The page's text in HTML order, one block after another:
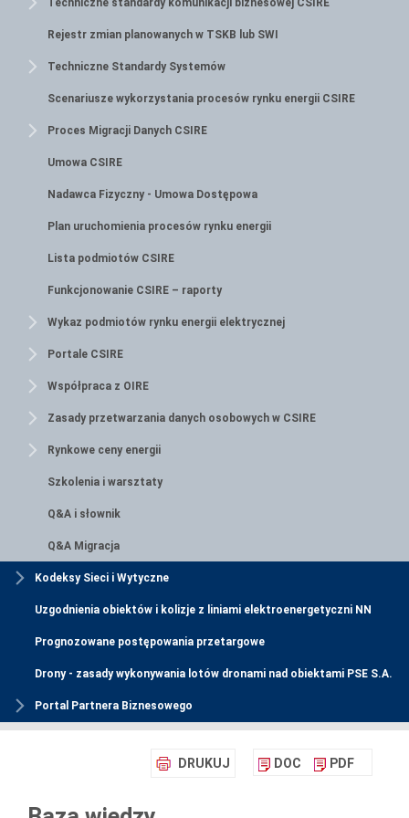
Techniczne standardy komunikacji biznesowej CSIRE
Rejestr zmian planowanych w TSKB lub SWI
Techniczne Standardy Systemów
Scenariusze wykorzystania procesów rynku energii CSIRE
Proces Migracji Danych CSIRE
Umowa CSIRE
Nadawca Fizyczny - Umowa Dostępowa
Plan uruchomienia procesów rynku energii
Lista podmiotów CSIRE
Funkcjonowanie CSIRE – raporty
Wykaz podmiotów rynku energii elektrycznej
Portale CSIRE
Współpraca z OIRE
Zasady przetwarzania danych osobowych w CSIRE
Rynkowe ceny energii
Szkolenia i warsztaty
Q&A i słownik
Q&A Migracja
Kodeksy Sieci i Wytyczne
Uzgodnienia obiektów i kolizje z liniami elektroenergetyczni NN
Prognozowane postępowania przetargowe
Drony - zasady wykonywania lotów dronami nad obiektami PSE S.A.
Portal Partnera Biznesowego
DRUKUJ DOC PDF